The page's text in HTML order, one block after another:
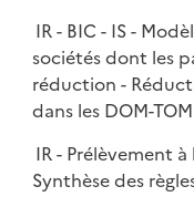
IR - BIC - IS -
sociétés dont les
réduction -
dans les DOM-
IR - Prélèvement
Synthèse des